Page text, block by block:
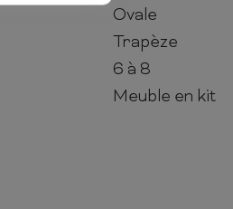
Ovale
Trapèze
6 à 8
Meuble en kit